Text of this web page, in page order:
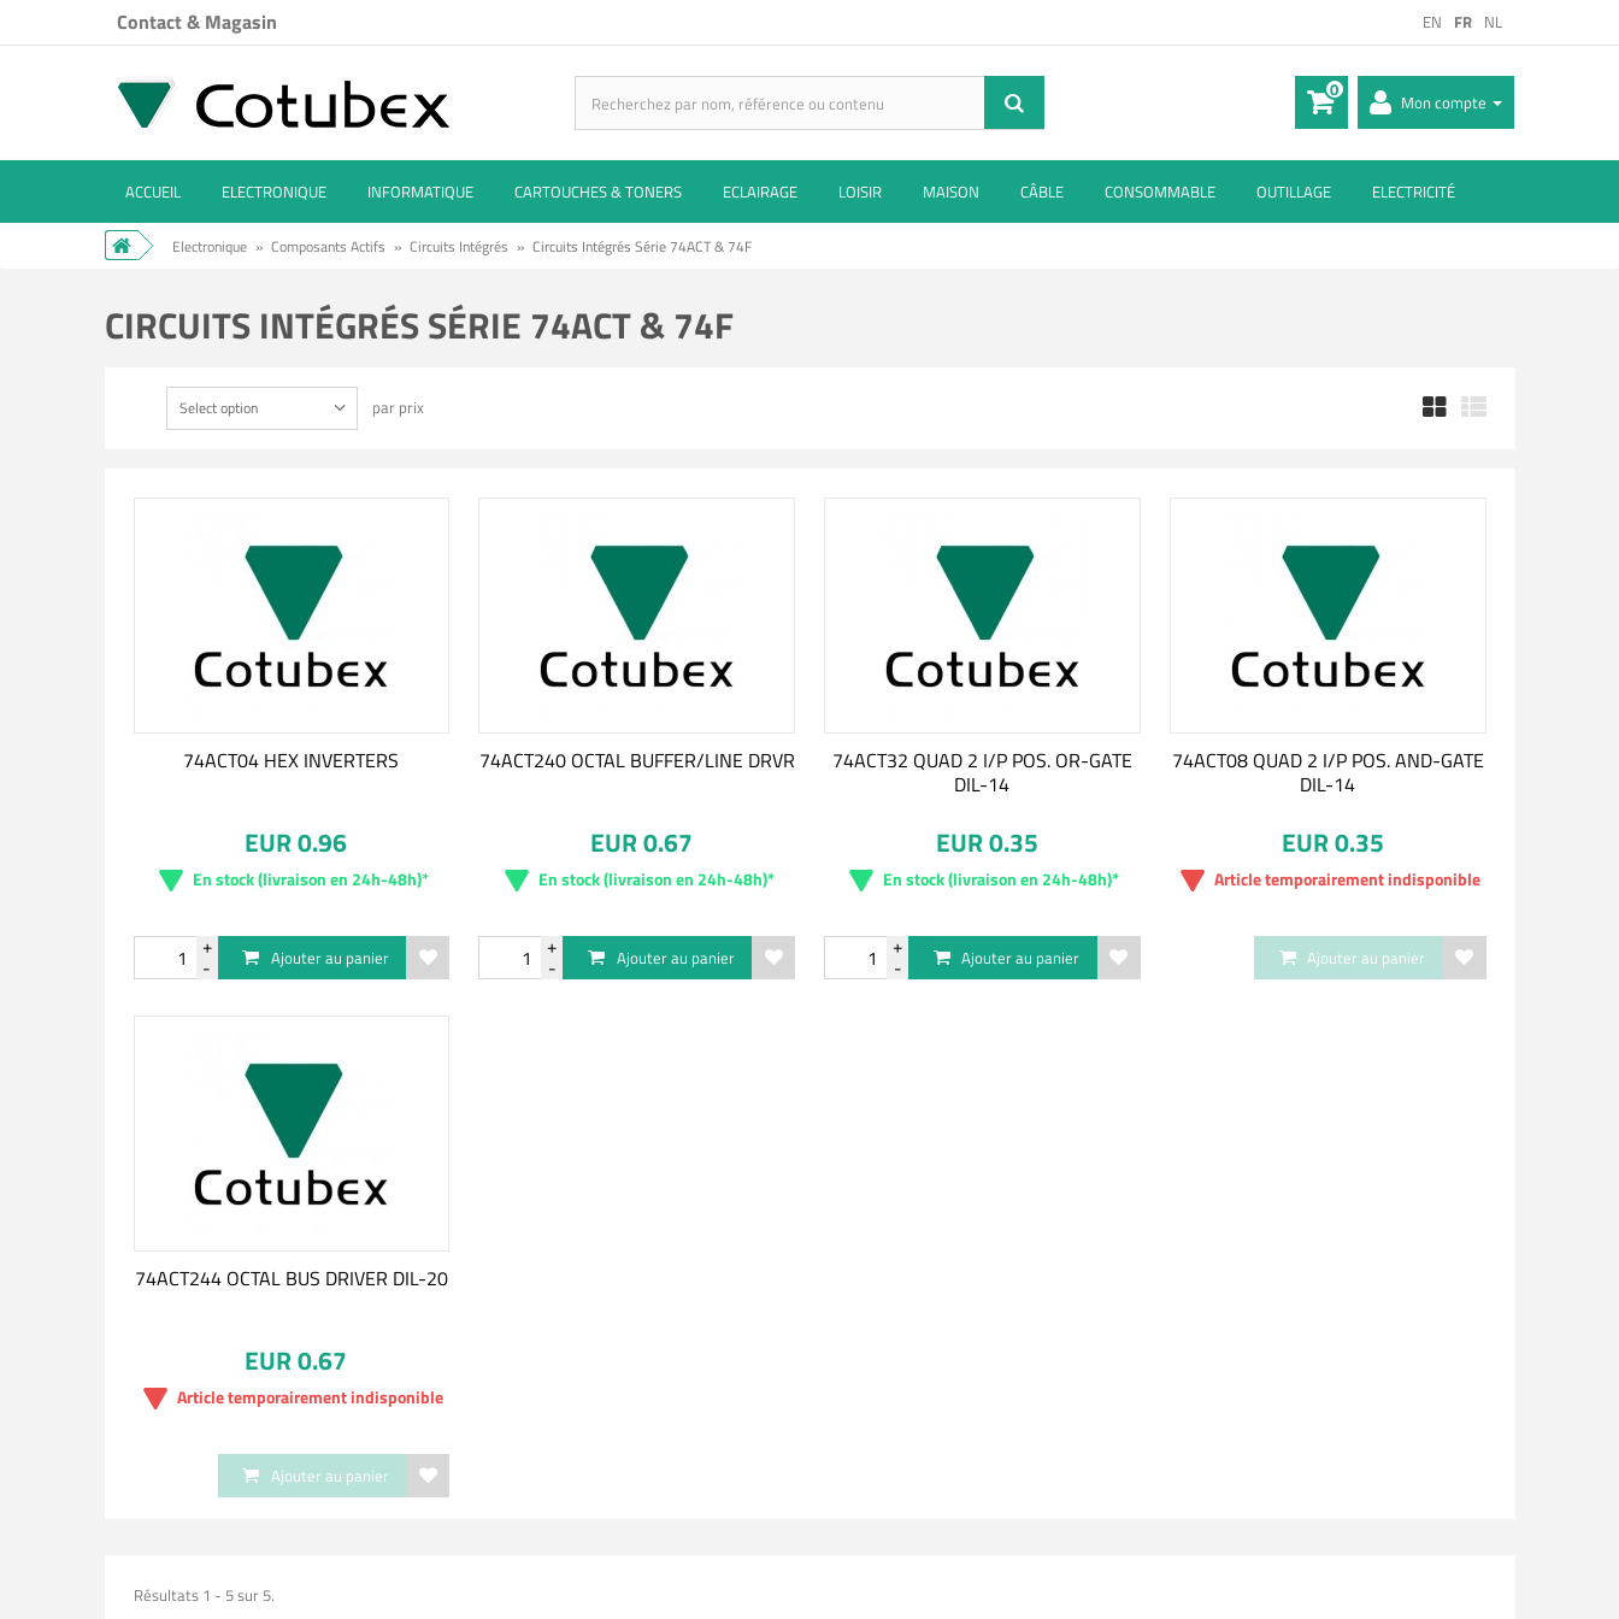
EN FR NL
Contact & Magasin
Mon compte
0
ACCUEIL ELECTRONIQUE INFORMATIQUE CARTOUCHES & TONERS ECLAIRAGE LOISIR MAISON CÂBLE CONSOMMABLE OUTILLAGE ELECTRICITÉ
Electronique » Composants Actifs » Circuits Intégrés » Circuits Intégrés Série 74ACT & 74F
CIRCUITS INTÉGRÉS SÉRIE 74ACT & 74F
Select option par prix
74ACT04 HEX INVERTERS
EUR 0.96
En stock (livraison en 24h-48h)*
Ajouter au panier
74ACT240 OCTAL BUFFER/LINE DRVR
EUR 0.67
En stock (livraison en 24h-48h)*
Ajouter au panier
74ACT32 QUAD 2 I/P POS. OR-GATE
DIL-14
EUR 0.35
En stock (livraison en 24h-48h)*
Ajouter au panier
74ACT08 QUAD 2 I/P POS. AND-GATE
DIL-14
EUR 0.35
Article temporairement indisponible
Ajouter au panier
74ACT244 OCTAL BUS DRIVER DIL-20
EUR 0.67
Article temporairement indisponible
Ajouter au panier
Résultats 1 - 5 sur 5.